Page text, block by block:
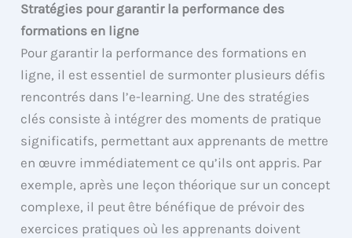
Stratégies pour garantir la performance des
formations en ligne
Pour garantir la performance des formations en
ligne, il est essentiel de surmonter plusieurs défis
rencontrés dans l’e-learning. Une des stratégies
clés consiste à intégrer des moments de pratique
significatifs, permettant aux apprenants de mettre
en œuvre immédiatement ce qu’ils ont appris. Par
exemple, après une leçon théorique sur un concept
complexe, il peut être bénéfique de prévoir des
exercices pratiques où les apprenants doivent